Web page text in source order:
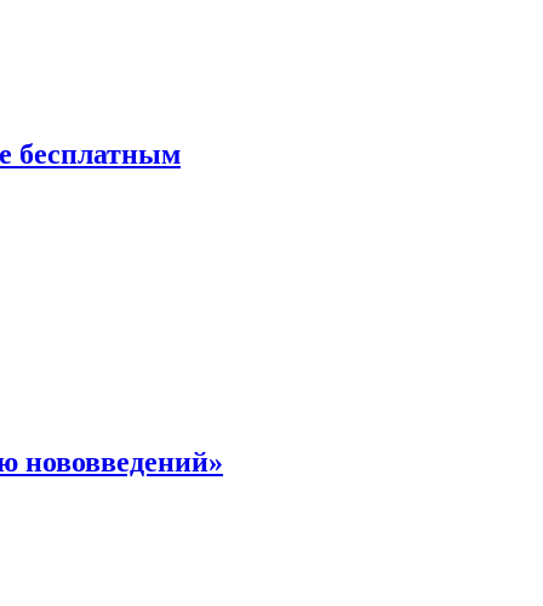
бесплатным
нововведений»